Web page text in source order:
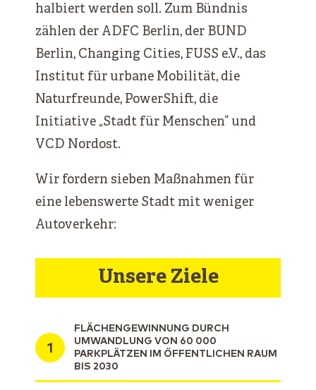
halbiert werden soll. Zum Bündnis
zählen der ADFC Berlin, der BUND
Berlin, Changing Cities, FUSS e.V., das
Institut für urbane Mobilität, die
Naturfreunde, PowerShift, die
Initiative „Stadt für Menschen“ und
VCD Nordost.
Wir fordern sieben Maßnahmen für
eine lebenswerte Stadt mit weniger
Autoverkehr:
Unsere Ziele
FLÄCHENGEWINNUNG DURCH
UMWANDLUNG VON 60 000
PARKPLÄTZEN IM ÖFFENTLICHEN RAUM
BIS 2030